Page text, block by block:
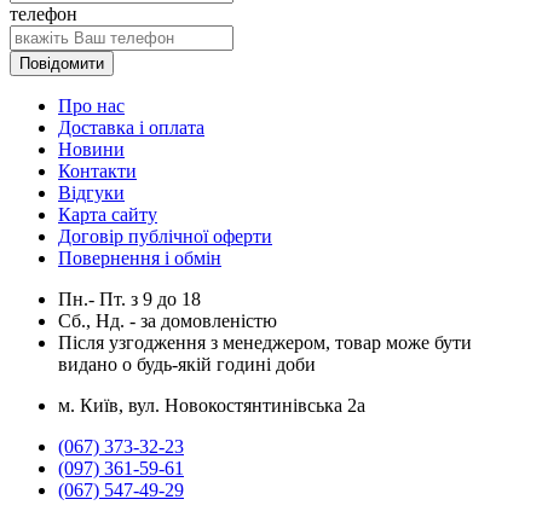
телефон
Повідомити
Про нас
Доставка і оплата
Новини
Контакти
Відгуки
Карта сайту
Договір публічної оферти
Повернення і обмін
Пн.- Пт. з 9 до 18
Сб., Нд. - за домовленістю
Після узгодження з менеджером, товар може бути
видано о будь-якій годині доби
м. Київ, вул. Новокостянтинівська 2а
(067) 373-32-23
(097) 361-59-61
(067) 547-49-29